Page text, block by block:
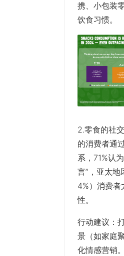
携、小包装
饮食习惯。
2.零食的社
的消费者通
系，71%认
言”，亚太
4%）消费者
性。
行动建议 ：
景（如家庭
化情感营销。